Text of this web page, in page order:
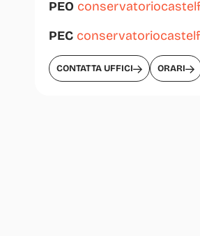
PEO
PEC
CONTATTA UFFICI ORARI